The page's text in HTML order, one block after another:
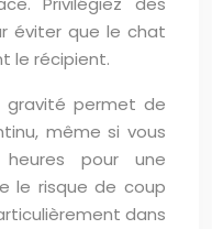
éviter que le chat
le récipient.
gravité permet de
même si vous
pour une
le risque de coup
dans